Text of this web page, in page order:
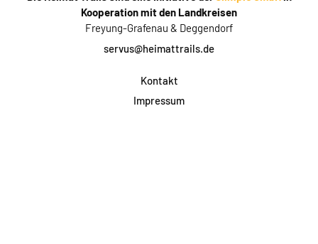
Kooperation mit den Landkreisen
Freyung-Grafenau & Deggendorf
servus@heimattrails.de
Kontakt
Impressum